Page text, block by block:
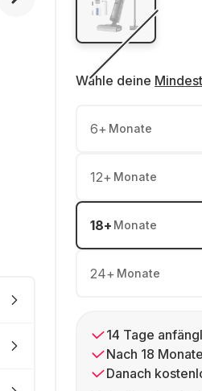
Wähle deine
6+ Monate
12+ Monate
18+ Monate
24+ Monate
14 Tage
Nach 18
Danach